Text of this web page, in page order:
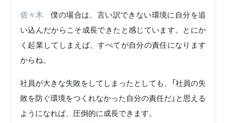
佐々木
僕の場合は、言い訳できない環境に自分を追
い込んだからこそ成長できたと感じています。とにか
く起業してしまえば、すべてが自分の責任になります
からね。
社員が大きな失敗をしてしまったとしても、「社員の失
敗を防ぐ環境をつくれなかった自分の責任だ」と思える
ようになれば、圧倒的に成長できます。